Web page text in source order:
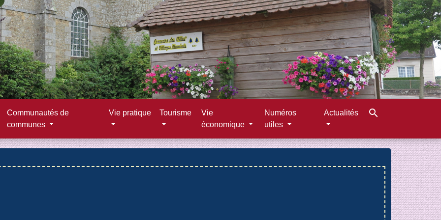
Communautés de
communes
Vie pratique Tourisme
Vie
économique
Numéros
utiles
Actualités search